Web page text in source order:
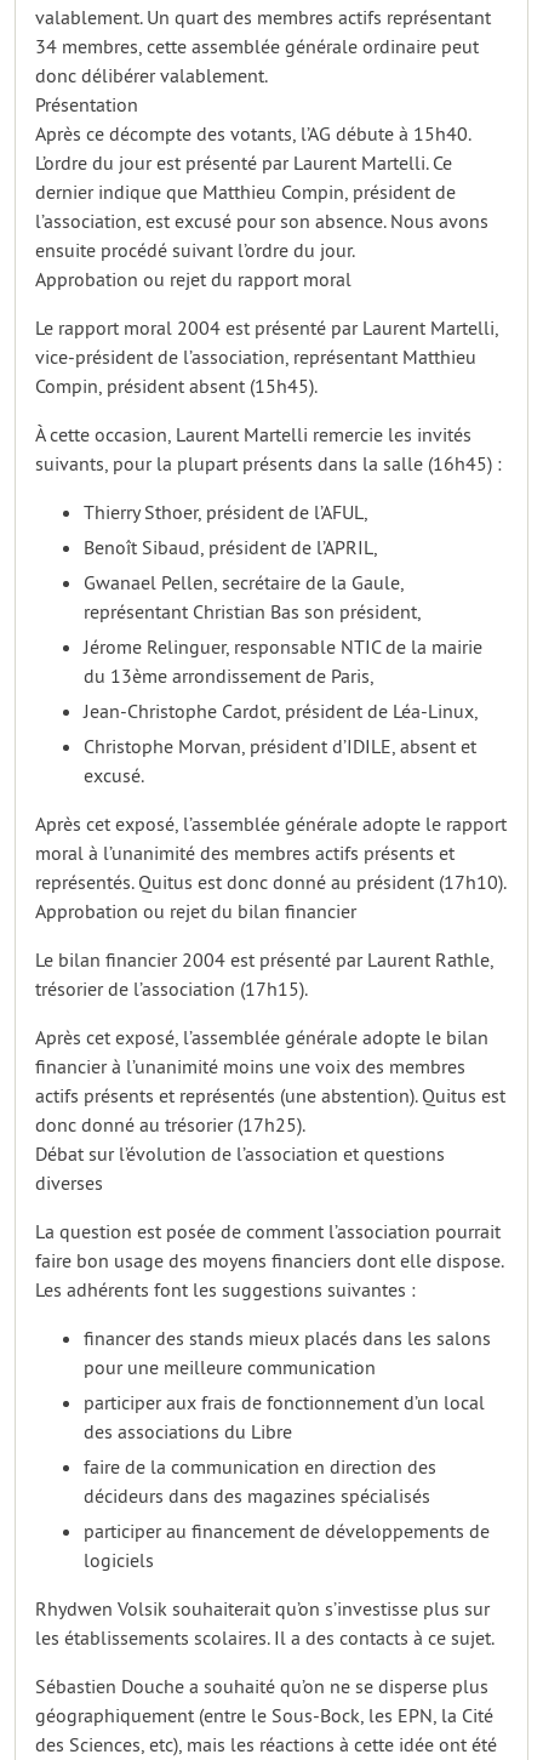
valablement. Un quart des membres actifs représentant
34 membres, cette assemblée générale ordinaire peut
donc délibérer valablement.
Présentation
Après ce décompte des votants, l’AG débute à 15h40.
L’ordre du jour est présenté par Laurent Martelli. Ce
dernier indique que Matthieu Compin, président de
l’association, est excusé pour son absence. Nous avons
ensuite procédé suivant l’ordre du jour.
Approbation ou rejet du rapport moral
Le rapport moral 2004 est présenté par Laurent Martelli,
vice-président de l’association, représentant Matthieu
Compin, président absent (15h45).
À cette occasion, Laurent Martelli remercie les invités
suivants, pour la plupart présents dans la salle (16h45) :
Thierry Sthoer, président de l’AFUL,
Benoît Sibaud, président de l’APRIL,
Gwanael Pellen, secrétaire de la Gaule,
représentant Christian Bas son président,
Jérome Relinguer, responsable NTIC de la mairie
du 13ème arrondissement de Paris,
Jean-Christophe Cardot, président de Léa-Linux,
Christophe Morvan, président d’IDILE, absent et
excusé.
Après cet exposé, l’assemblée générale adopte le rapport
moral à l’unanimité des membres actifs présents et
représentés. Quitus est donc donné au président (17h10).
Approbation ou rejet du bilan financier
Le bilan financier 2004 est présenté par Laurent Rathle,
trésorier de l’association (17h15).
Après cet exposé, l’assemblée générale adopte le bilan
financier à l’unanimité moins une voix des membres
actifs présents et représentés (une abstention). Quitus est
donc donné au trésorier (17h25).
Débat sur l’évolution de l’association et questions
diverses
La question est posée de comment l’association pourrait
faire bon usage des moyens financiers dont elle dispose.
Les adhérents font les suggestions suivantes :
financer des stands mieux placés dans les salons
pour une meilleure communication
participer aux frais de fonctionnement d’un local
des associations du Libre
faire de la communication en direction des
décideurs dans des magazines spécialisés
participer au financement de développements de
logiciels
Rhydwen Volsik souhaiterait qu’on s’investisse plus sur
les établissements scolaires. Il a des contacts à ce sujet.
Sébastien Douche a souhaité qu’on ne se disperse plus
géographiquement (entre le Sous-Bock, les EPN, la Cité
des Sciences, etc), mais les réactions à cette idée ont été